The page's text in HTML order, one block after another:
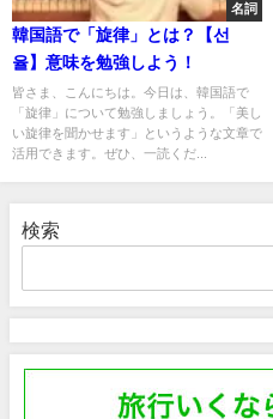
名詞
韓国語で「旋律」とは？【선
율】意味を勉強しよう！
皆さま、こんにちは。今日は、韓国語で
「旋律」について勉強しましょう。「美し
い旋律を聞かせます」というような文章で
活用できます。ぜひ、一読くだ...
検索